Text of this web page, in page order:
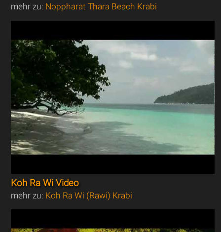
mehr zu: Noppharat Thara Beach Krabi
Koh Ra Wi Video
mehr zu: Koh Ra Wi (Rawi) Krabi